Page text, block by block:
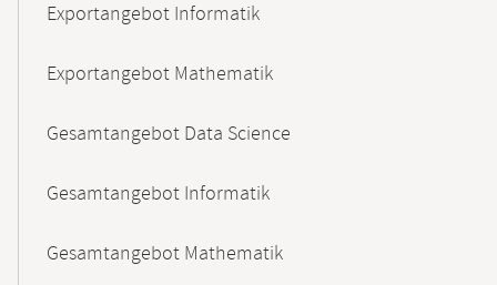
Exportangebot Informatik
Exportangebot Mathematik
Gesamtangebot Data Science
Gesamtangebot Informatik
Gesamtangebot Mathematik